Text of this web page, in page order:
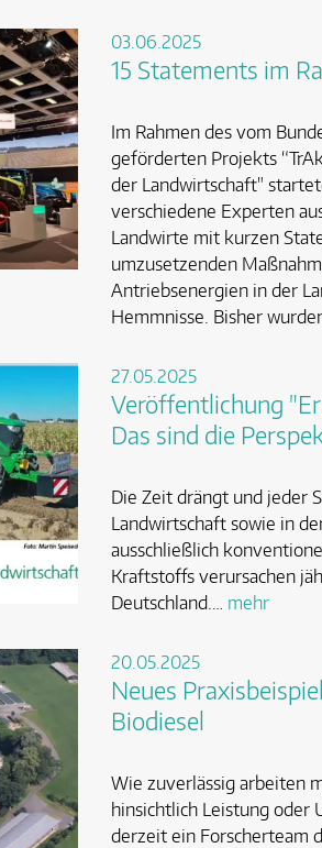
03.06.2025
15 Statements im
Im Rahmen des vom
geförderten Projekts
der Landwirtschaft"
verschiedene Experten
Landwirte mit kurzen
umzusetzenden
Antriebsenergien in der
Hemmnisse. Bisher
27.05.2025
Veröffentlichung
Das sind die
Die Zeit drängt und jeder
Landwirtschaft sowie in
ausschließlich
Kraftstoffs verursachen
Deutschland.… mehr
20.05.2025
Neues
Biodiesel
Wie zuverlässig arbeiten
hinsichtlich Leistung oder
derzeit ein Forscherteam